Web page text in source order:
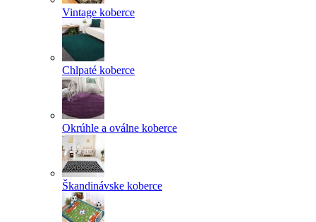
Vintage koberce
Chlpaté koberce
Okrúhle a oválne koberce
Škandinávske koberce